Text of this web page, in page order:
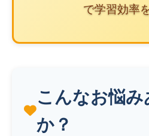
で学習効率
こんなお悩
か？